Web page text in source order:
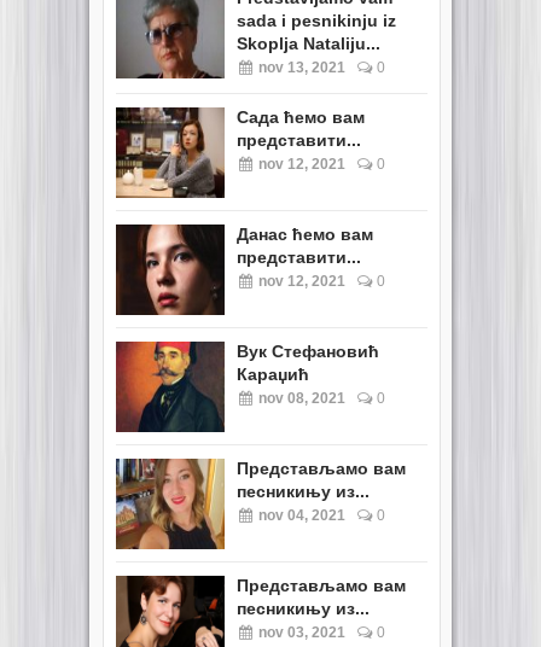
sada i pesnikinju iz
Skoplja Nataliju...
nov 13, 2021 0
Сада ћемо вам
представити...
nov 12, 2021 0
Данас ћемо вам
представити...
nov 12, 2021 0
Вук Стефановић
Караџић
nov 08, 2021 0
Представљамо вам
песникињу из...
nov 04, 2021 0
Представљамо вам
песникињу из...
nov 03, 2021 0